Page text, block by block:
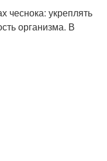
чеснока: укреплять
организма. В